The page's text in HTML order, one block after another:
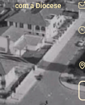
com a Diocese